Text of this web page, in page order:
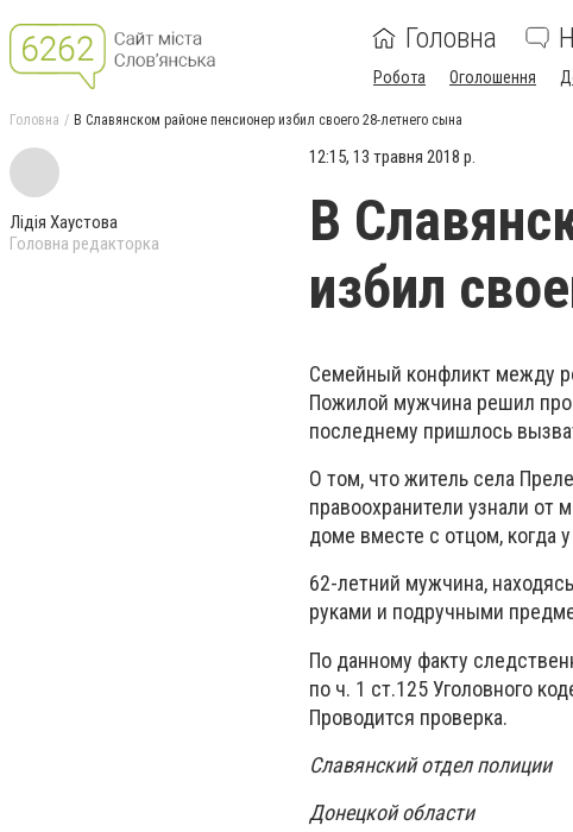
Головна
Робота Оголошення
Головна В Славянском районе пенсионер избил своего 28-летнего сына
Лідія Хаустова
Головна редакторка
12:15, 13 травня 2018 р.
В
избил
Семейный конфликт между
Пожилой мужчина решил
последнему пришлось
О том, что житель села
правоохранители узнали от
доме вместе с отцом, когда
62-летний мужчина,
руками и подручными
По данному факту
по ч. 1 ст.125 Уголовного
Проводится проверка.
Славянский отдел полиции
Донецкой области